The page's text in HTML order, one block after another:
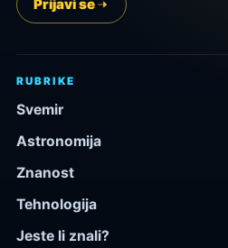
Prijavi se
RUBRIKE
Svemir
Astronomija
Znanost
Tehnologija
Jeste li znali?